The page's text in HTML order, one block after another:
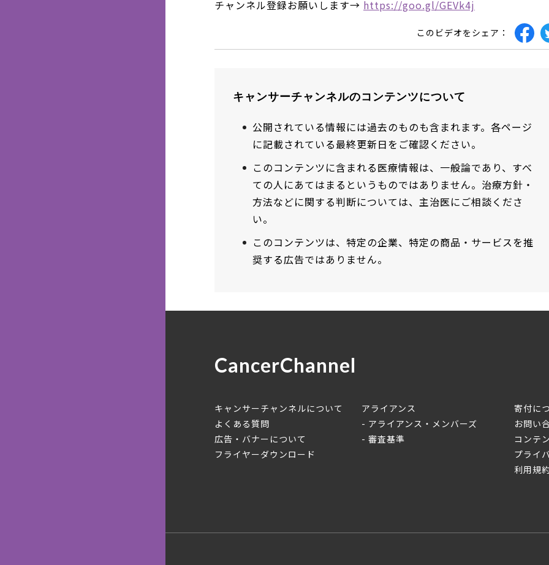
チャンネル登録お願いします→ https://goo.gl/GEVk4j
このビデオをシェア：
キャンサーチャンネルのコンテンツについて
公開されている情報には過去のものも含まれます。各ページ
に記載されている最終更新日をご確認ください。
このコンテンツに含まれる医療情報は、一般論であり、すべ
ての人にあてはまるというものではありません。治療方針・
方法などに関する判断については、主治医にご相談くださ
い。
このコンテンツは、特定の企業、特定の商品・サービスを推
奨する広告ではありません。
CancerChannel
キャンサーチャンネルについて
よくある質問
広告・バナーについて
フライヤーダウンロード
アライアンス
アライアンス・メンバーズ
審査基準
寄付に
お問い
コンテ
プライ
利用規